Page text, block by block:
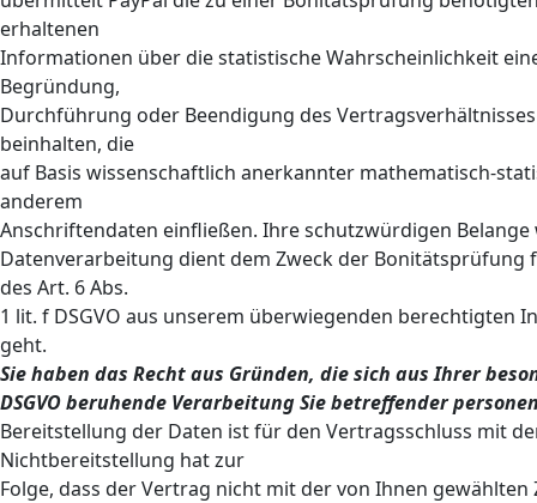
erhaltenen
Informationen über die statistische Wahrscheinlichkeit
Begründung,
Durchführung oder Beendigung des
beinhalten, die
auf Basis wissenschaftlich anerkannter mathematisch-
anderem
Anschriftendaten einfließen. Ihre schutzwürdigen
Datenverarbeitung dient dem Zweck der
des Art. 6 Abs.
1 lit. f DSGVO aus unserem überwiegenden berechtigten
geht.
Sie haben das Recht aus Gründen, die sich aus Ihrer
DSGVO beruhende Verarbeitung Sie betreffender
Bereitstellung der Daten ist für den Vertragsschluss mit
Nichtbereitstellung hat zur
Folge, dass der Vertrag nicht mit der von Ihnen